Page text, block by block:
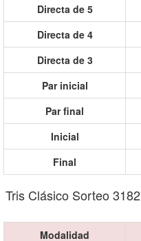
Directa de 5
Directa de 4
Directa de 3
Par inicial
Par final
Inicial
Final
Tris Clásico Sorteo
Modalidad